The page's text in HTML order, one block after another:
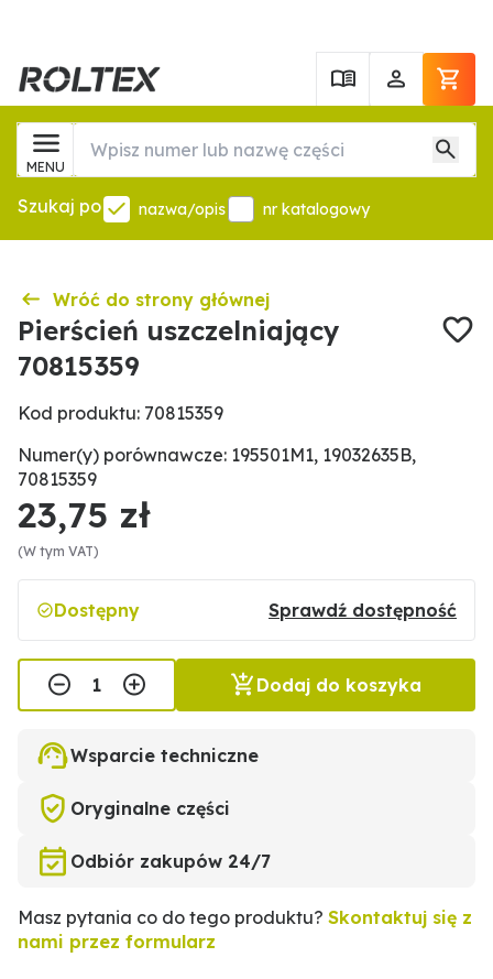
MENU
Szukaj po nazwa/opis nr katalogowy
Wróć do strony głównej
Pierścień uszczelniający
70815359
Kod produktu: 70815359
Numer(y) porównawcze: 195501M1, 19032635B,
70815359
23,75 zł
(W tym VAT)
Dostępny Sprawdź dostępność
Dodaj do koszyka
Wsparcie techniczne
Oryginalne części
Odbiór zakupów 24/7
Masz pytania co do tego produktu? Skontaktuj się z
nami przez formularz